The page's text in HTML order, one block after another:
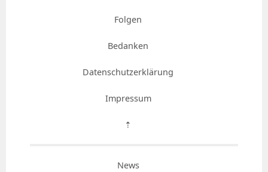
Folgen
Bedanken
Datenschutzerklärung
Impressum
⇡
News